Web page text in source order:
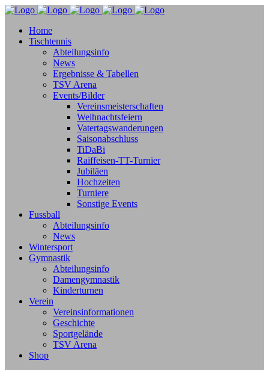
Home
Tischtennis
Abteilungsinfo
News
Ergebnisse & Tabellen
TSV Arena
Events/Bilder
Vereinsmeisterschaften
Weihnachtsfeiern
Vatertagswanderungen
Saisonabschluss
TiDaBi
Raiffeisen-TT-Turnier
Jubiläen
Hochzeiten
Turniere
Sonstige Events
Fussball
Abteilungsinfo
News
Wintersport
Gymnastik
Abteilungsinfo
Damengymnastik
Kinderturnen
Verein
Vereinsinformationen
Geschichte
Sportgelände
TSV Arena
Shop